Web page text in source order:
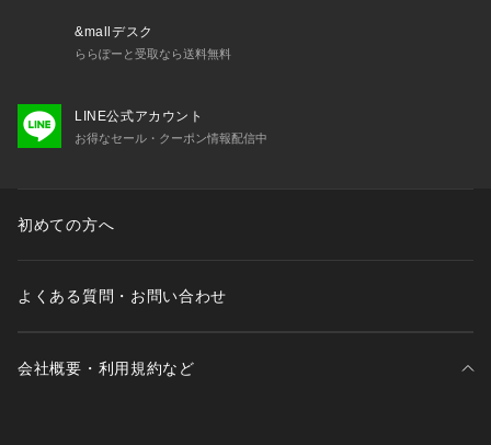
&mallデスク
ららぽーと受取なら送料無料
LINE公式アカウント
お得なセール・クーポン情報配信中
初めての方へ
よくある質問・お問い合わせ
会社概要・利用規約など